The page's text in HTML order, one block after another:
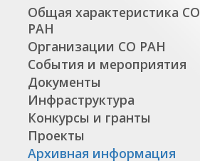
Общая характеристика СО
РАН
Организации СО РАН
События и мероприятия
Документы
Инфраструктура
Конкурсы и гранты
Проекты
Архивная информация